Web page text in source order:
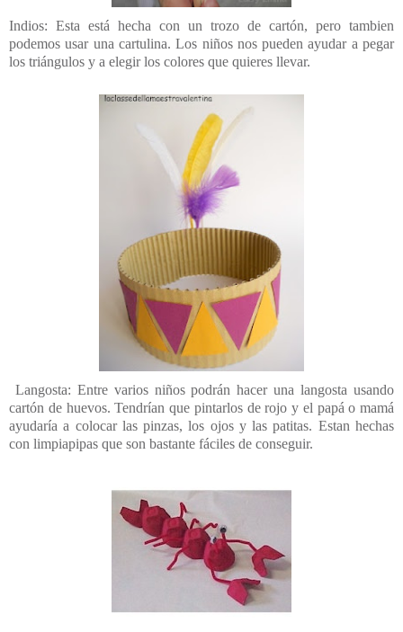
Indios: Esta está hecha con un trozo de cartón, pero tambien
podemos usar una cartulina. Los niños nos pueden ayudar a pegar
los triángulos y a elegir los colores que quieres llevar.
Langosta: Entre varios niños podrán hacer una langosta usando
cartón de huevos. Tendrían que pintarlos de rojo y el papá o mamá
ayudaría a colocar las pinzas, los ojos y las patitas. Estan hechas
con limpiapipas que son bastante fáciles de conseguir.